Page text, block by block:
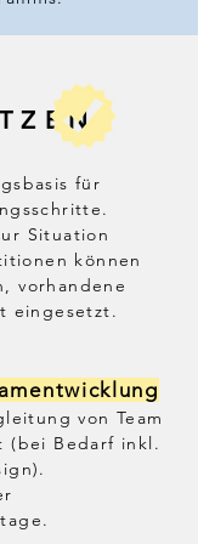
beginnt
schnell auf alt
achten wir
bleiben auch
gerne eng mit
Austausch.
für
Situation
können
vorhandene
eingesetzt.
von Team
(bei Bedarf inkl.